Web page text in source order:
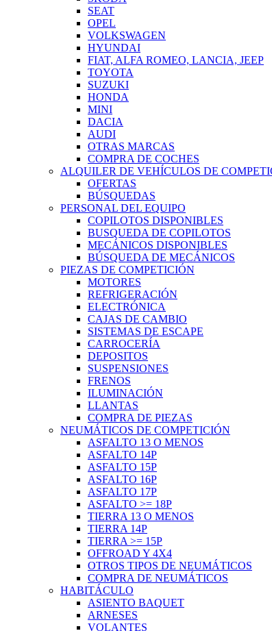
SEAT
OPEL
VOLKSWAGEN
HYUNDAI
FIAT, ALFA ROMEO, LANCIA, JEEP
TOYOTA
SUZUKI
HONDA
MINI
DACIA
AUDI
OTRAS MARCAS
COMPRA DE COCHES
ALQUILER DE VEHÍCULOS DE
OFERTAS
BÚSQUEDAS
PERSONAL DEL EQUIPO
COPILOTOS DISPONIBLES
BUSQUEDA DE COPILOTOS
MECÁNICOS DISPONIBLES
BÚSQUEDA DE MECÁNICOS
PIEZAS DE COMPETICIÓN
MOTORES
REFRIGERACIÓN
ELECTRÓNICA
CAJAS DE CAMBIO
SISTEMAS DE ESCAPE
CARROCERÍA
DEPOSITOS
SUSPENSIONES
FRENOS
ILUMINACIÓN
LLANTAS
COMPRA DE PIEZAS
NEUMÁTICOS DE COMPETICIÓN
ASFALTO 13 O MENOS
ASFALTO 14P
ASFALTO 15P
ASFALTO 16P
ASFALTO 17P
ASFALTO >= 18P
TIERRA 13 O MENOS
TIERRA 14P
TIERRA >= 15P
OFFROAD Y 4X4
OTROS TIPOS DE NEUMÁTICOS
COMPRA DE NEUMÁTICOS
HABITÁCULO
ASIENTO BAQUET
ARNESES
VOLANTES